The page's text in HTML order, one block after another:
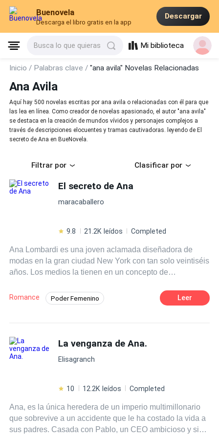
Buenovela
Descarga el libro gratis en la app
Descargar
Busca lo que quieras Mi biblioteca
Inicio / Palabras clave /"ana avila" Novelas Relacionadas
Ana Avila
Aquí hay 500 novelas escritas por ana avila o relacionadas con él para que
las lea en línea. Como creador de novelas apasionado, el autor "ana avila"
se destaca en la creación de mundos vívidos y personajes complejos a
través de descripciones elocuentes y tramas cautivadoras. leyendo de El
secreto de Ana en BueNovela.
Filtrar por Clasificar por
El secreto de Ana
maracaballero
9.8 21.2K leídos Completed
Ana Lombardi es una joven aclamada diseñadora de
modas en la gran ciudad New York con tan solo veintiséis
años. Los medios la tienen en un concepto de
edad y una impresionante figura influyente. Tiene una
gran fila de hombres que buscan ganarse su corazón y
regresado amenazando con arrebatar lo más preciado de
su vida. Hudson Bennett es un empresario que se cruza
en la vida de Ana, poco a poco descubre lo que más
puede ser demasiado pequeño cuando menos lo
misterioso. Una marca de nacimiento y un secreto
cambiará sus vidas…
Romance Poder Femenino
Desafío a las Expectativas Pasión
Rebelde CEO
Leer
La venganza de Ana.
Elisagranch
10 12.2K leídos Completed
Ana, es la única heredera de un imperio multimillonario
que sobrevive a un accidente que le ha costado la vida a
sus padres. Casada con Pablo, un CEO ambicioso y sin